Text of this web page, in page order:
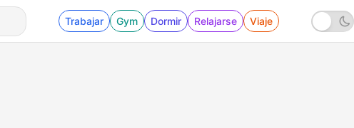
Trabajar Gym Dormir Relajarse Viaje